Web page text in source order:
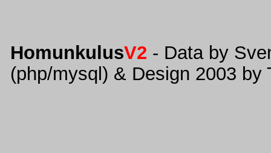
HomunkulusV2 - Data by
(php/mysql) & Design 2003